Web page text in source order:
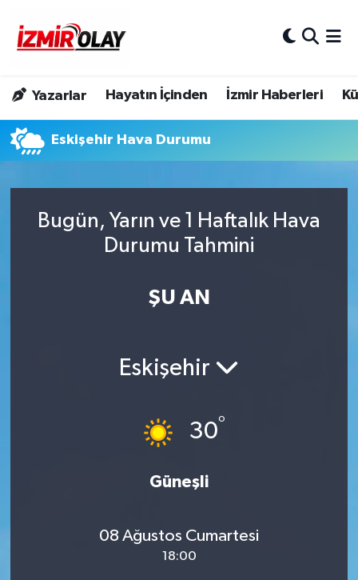
Yazarlar Hayatın İçinden İzmir Haberleri
Eskişehir Hava Durumu
Bugün, Yarın ve 1 Haftalık Hava
Durumu Tahmini
ŞU AN
Eskişehir
30°
Güneşli
08 Ağustos Cumartesi
18:00
Konak Trafik Yoğunluk Haritası
Süper Lig Puan Durumu ve Fikstür
Son Dakika Haberleri